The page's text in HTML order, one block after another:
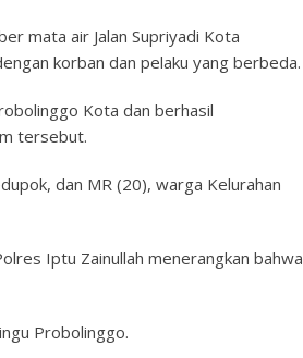
mata air Jalan Supriyadi Kota
korban dan pelaku yang berbeda.
Kota dan berhasil
tersebut.
dan MR (20), warga Kelurahan
Iptu Zainullah menerangkan bahwa
Probolinggo.